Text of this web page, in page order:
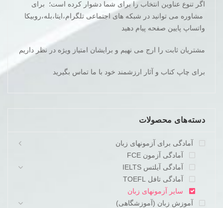
اگر تنوع عناوین انتخاب را برای شما دشوار کرده است؛ برای
مشاوره می توانید در شبکه های اجتماعی تلگرام،ایتا،بله،روبیکا
واتساپ پایین صفحه پیام دهید
مشتریان ثابت را ارج می نهیم و برایشان امتیاز ویژه در نظر داریم
برای چاپ کناب و آثار ارزشمند خود با ما تماس بگیرید
دسته‌های محصولات
آمادگی برای آزمونهای زبان
آمادگی آزمون FCE
آمادگی آیلتس IELTS
آمادگی تافل TOEFL
سایر آزمونهای زبان
آموزش زبان (آموزشگاهی)